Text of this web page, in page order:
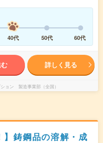
40代 50代 60代
詳しく見る
ョン 製造事業部（全国）
】鋳鋼品の溶解・成